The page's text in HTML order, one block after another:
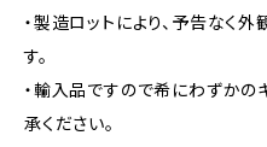
・製造ロットにより、予告なく
す。
・輸入品ですので希にわずかの
承ください。